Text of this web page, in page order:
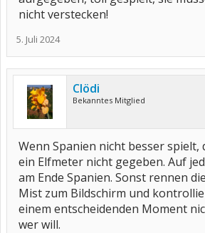
nicht verstecken!
5. Juli 2024
Clödi
Bekanntes Mitglied
Wenn Spanien nicht besser spielt,
ein Elfmeter nicht gegeben. Auf
am Ende Spanien. Sonst rennen
Mist zum Bildschirm und
einem entscheidenden Moment
wer will.